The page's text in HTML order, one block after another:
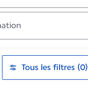
Tous les filtres (0)